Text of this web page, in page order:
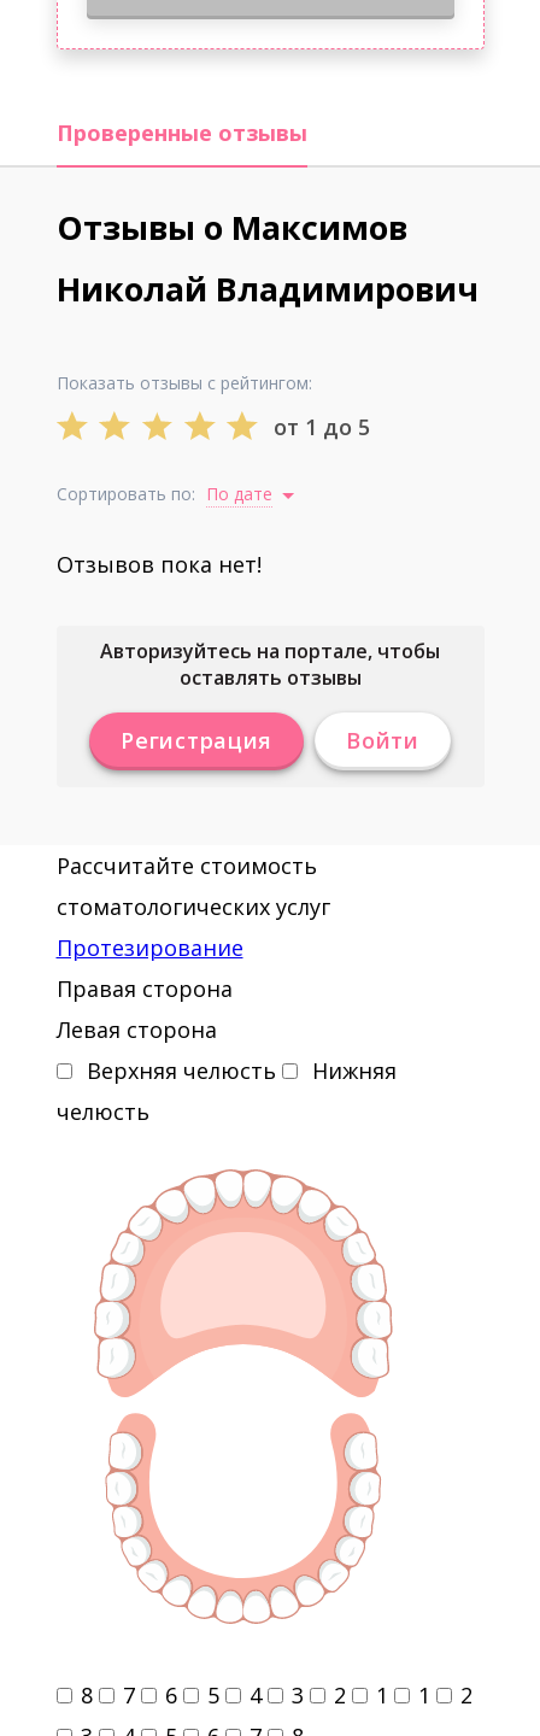
Проверенные отзывы
Отзывы о Максимов
Николай Владимирович
Показать отзывы с рейтингом:
от 1 до 5
Сортировать по: По дате
Отзывов пока нет!
Авторизуйтесь на портале, чтобы
оставлять отзывы
Регистрация Войти
Рассчитайте стоимость
стоматологических услуг
Протезирование
Правая сторона
Левая сторона
Верхняя челюсть
Нижняя
челюсть
8 7 6 5 4 3 2 1 1
2